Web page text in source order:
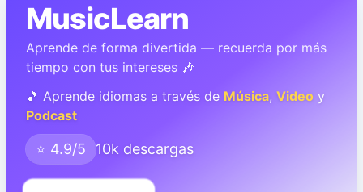
MusicLearn
Aprende de forma divertida — recuerda por más
tiempo con tus intereses 🎶
🎵 Aprende idiomas a través de Música, Video y
Podcast
⭐ 4.9/5 10k descargas